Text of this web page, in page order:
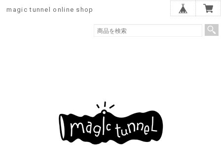
magic tunnel online shop